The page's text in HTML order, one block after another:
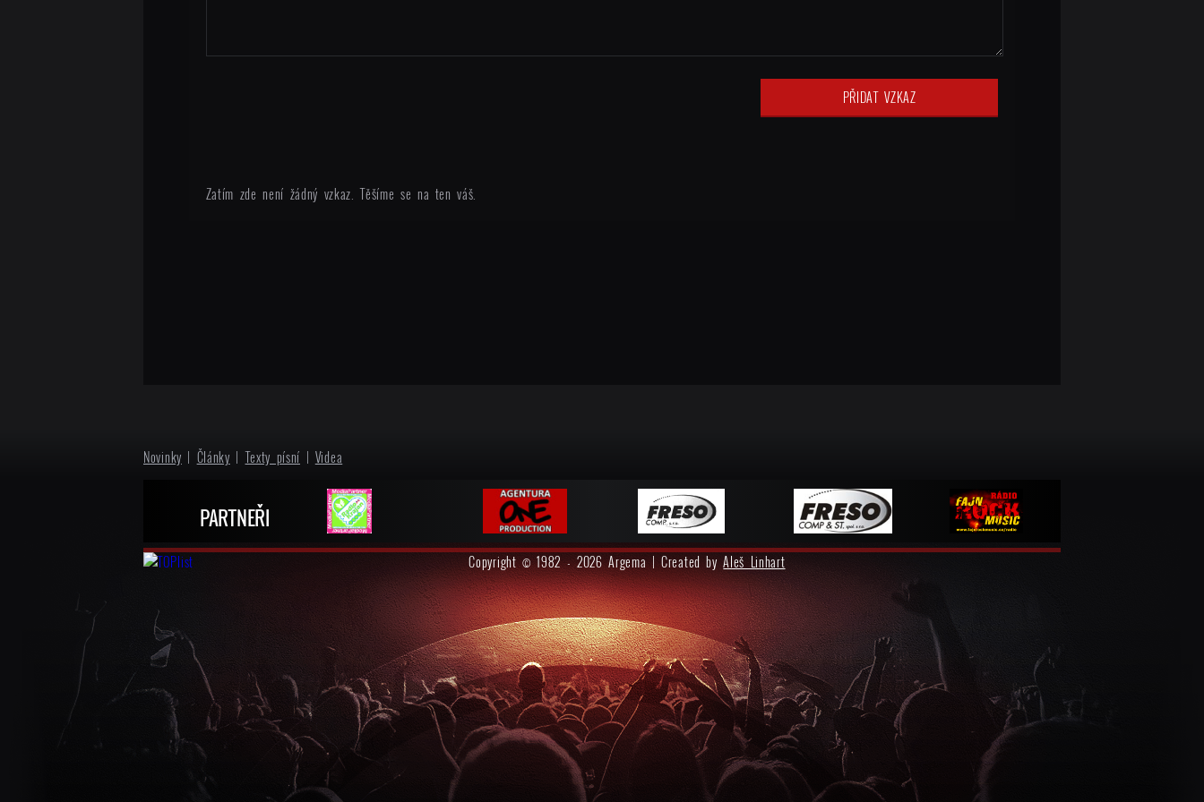
Zatím zde není žádný vzkaz. Těšíme se na ten váš.
Novinky | Články |Texty písní | Videa
PARTNEŘI
Copyright © 1982 - 2026 Argema | Created byAleš Linhart